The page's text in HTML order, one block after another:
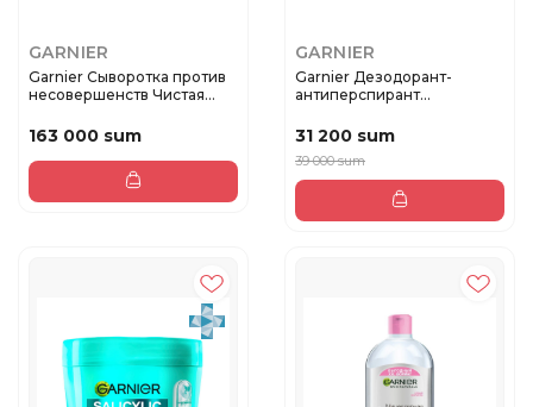
GARNIER
Garnier Сыворотка против
несовершенств Чистая
163 000 sum
GARNIER
Garnier Дезодорант-
антиперспирант
31 200 sum
39 000 sum